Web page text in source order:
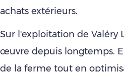
achats extérieurs.
Sur l'exploitation de Valéry
œuvre depuis longtemps.
de la ferme tout en